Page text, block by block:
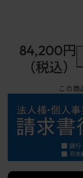
84,200円
（税込）
この商